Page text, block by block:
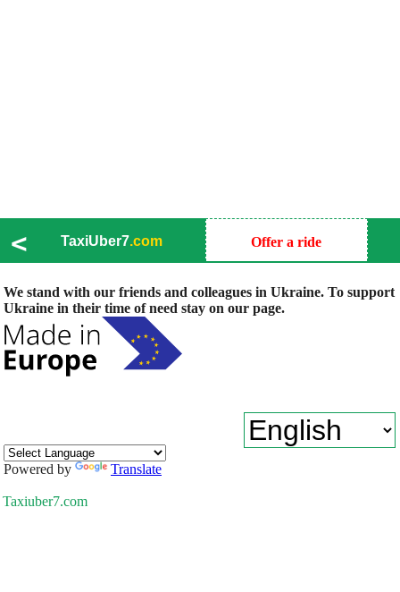
< TaxiUber7.com Offer a ride
We stand with our friends and colleagues in Ukraine. To support
Ukraine in their time of need stay on our page.
Powered by Translate
Taxiuber7.com